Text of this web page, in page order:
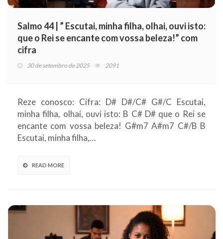
Salmo 44 | ” Escutai, minha filha, olhai, ouvi isto:
que o Rei se encante com vossa beleza!” com
cifra
30 de setembro de 2025 2091
Reze conosco: Cifra: D# D#/C# G#/C Escutai,
minha filha, olhai, ouvi isto: B C# D# que o Rei se
encante com vossa beleza! G#m7 A#m7 C#/B B
Escutai, minha filha,…
READ MORE